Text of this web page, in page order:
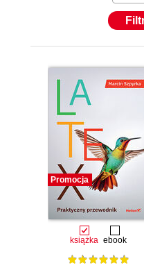
Promocja
książka ebook